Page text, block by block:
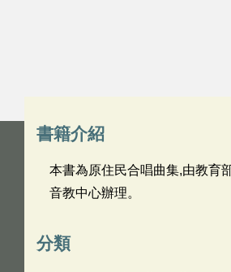
書籍介紹
本書為原住民合唱曲集,由教育
音教中心辦理。
分類